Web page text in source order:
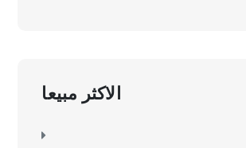
الاكثر مبيعا